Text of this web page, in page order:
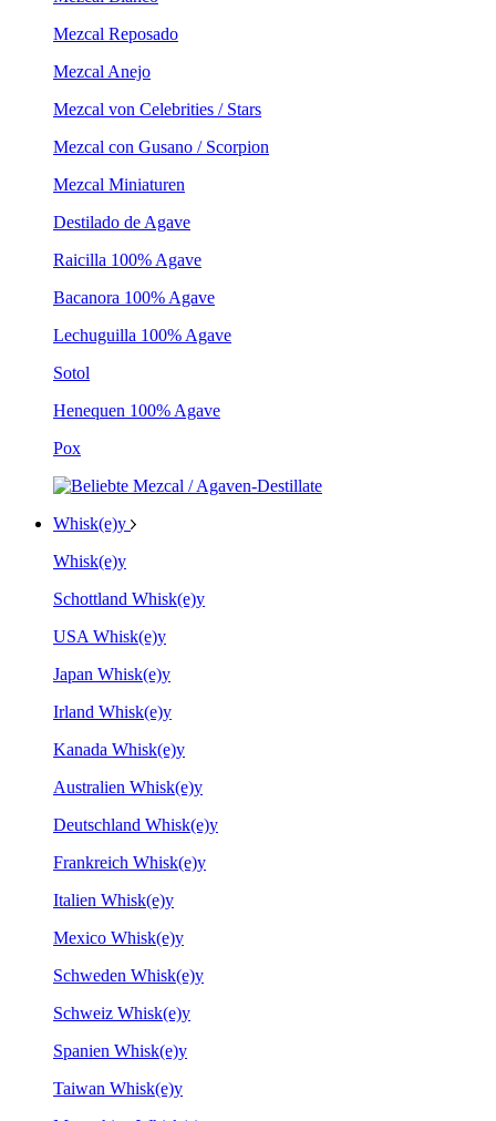
Mezcal Reposado
Mezcal Anejo
Mezcal von Celebrities / Stars
Mezcal con Gusano / Scorpion
Mezcal Miniaturen
Destilado de Agave
Raicilla 100% Agave
Bacanora 100% Agave
Lechuguilla 100% Agave
Sotol
Henequen 100% Agave
Pox
Whisk(e)y
Whisk(e)y
Schottland Whisk(e)y
USA Whisk(e)y
Japan Whisk(e)y
Irland Whisk(e)y
Kanada Whisk(e)y
Australien Whisk(e)y
Deutschland Whisk(e)y
Frankreich Whisk(e)y
Italien Whisk(e)y
Mexico Whisk(e)y
Schweden Whisk(e)y
Schweiz Whisk(e)y
Spanien Whisk(e)y
Taiwan Whisk(e)y